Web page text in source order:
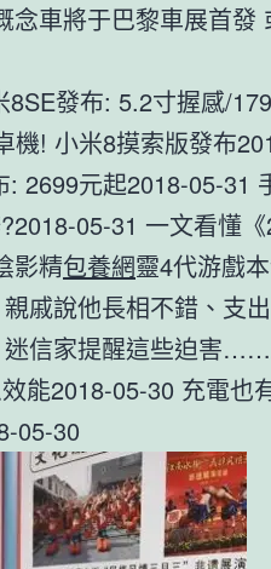
念車將于巴黎車展首發
發布: 5.2寸握感/
機! 小米8摸索版發布
2699元起2018-05-31
05-31 一文看懂
影精包養網靈4代游戲
戚說他長相不錯、支
迷信家提醒這些迫害
能2018-05-30 充電也
05-30